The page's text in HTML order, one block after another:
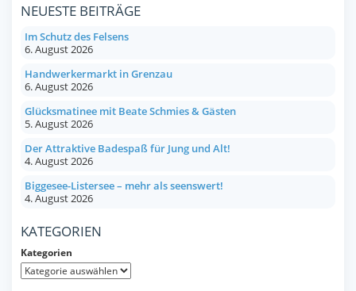
NEUESTE BEITRÄGE
Im Schutz des Felsens
6. August 2026
Handwerkermarkt in Grenzau
6. August 2026
Glücksmatinee mit Beate Schmies & Gästen
5. August 2026
Der Attraktive Badespaß für Jung und Alt!
4. August 2026
Biggesee-Listersee – mehr als seenswert!
4. August 2026
KATEGORIEN
Kategorien